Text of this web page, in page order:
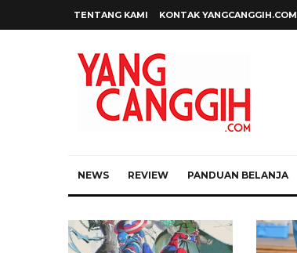
TENTANG KAMI KONTAK YANGCANGGIH.COM
NEWS REVIEW PANDUAN BELANJA